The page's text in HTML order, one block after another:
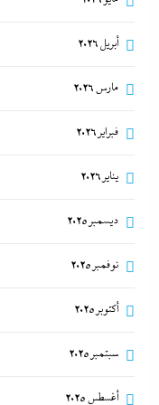
الحزام والطريق
أبريل 2026
مارس 2026
فبراير 2026
يناير 2026
ديسمبر 2025
نوفمبر 2025
أكتوبر 2025
سبتمبر 2025
أغسطس 2025